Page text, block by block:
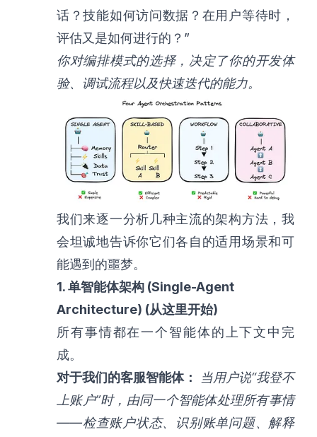
话？技能如何访问数据？在用户等待时，
评估又是如何进行的？”
你对编排模式的选择，决定了你的开发体
验、调试流程以及快速迭代的能力。
我们来逐一分析几种主流的架构方法，我
会坦诚地告诉你它们各自的适用场景和可
能遇到的噩梦。
1. 单智能体架构 (Single-Agent
Architecture) (从这里开始)
所有事情都在一个智能体的上下文中完
成。
对于我们的客服智能体：
当用户说“我登不
上账户”时，由同一个智能体处理所有事情
——检查账户状态、识别账单问题、解释